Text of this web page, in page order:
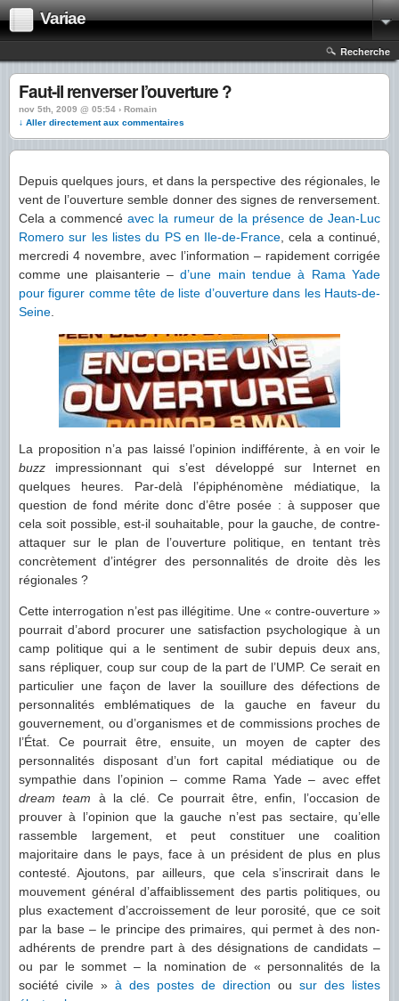
Variae
Recherche
Faut-il renverser l’ouverture ?
nov 5th, 2009 @ 05:54 › Romain
↓ Aller directement aux commentaires
Depuis quelques jours, et dans la perspective des régionales, le
vent de l’ouverture semble donner des signes de renversement.
Cela a commencéavec la rumeur de la présence de Jean-Luc
Romero sur les listes du PS en Ile-de-France , cela a continué,
mercredi 4 novembre, avec l’information – rapidement corrigée
comme une plaisanterie –d’une main tendue à Rama Yade
pour figurer comme tête de liste d’ouverture dans les Hauts-de-
Seine
La proposition n’a pas laissé l’opinion indifférente, à en voir le
buzz impressionnant qui s’est développé sur Internet en
quelques heures. Par-delà l’épiphénomène médiatique, la
question de fond mérite donc d’être posée : à supposer que
cela soit possible, est-il souhaitable, pour la gauche, de contre-
attaquer sur le plan de l’ouverture politique, en tentant très
concrètement d’intégrer des personnalités de droite dès les
régionales ?
Cette interrogation n’est pas illégitime. Une « contre-ouverture »
pourrait d’abord procurer une satisfaction psychologique à un
camp politique qui a le sentiment de subir depuis deux ans,
sans répliquer, coup sur coup de la part de l’UMP. Ce serait en
particulier une façon de laver la souillure des défections de
personnalités emblématiques de la gauche en faveur du
gouvernement, ou d’organismes et de commissions proches de
l’État. Ce pourrait être, ensuite, un moyen de capter des
personnalités disposant d’un fort capital médiatique ou de
sympathie dans l’opinion – comme Rama Yade – avec effet
dream team à la clé. Ce pourrait être, enfin, l’occasion de
prouver à l’opinion que la gauche n’est pas sectaire, qu’elle
rassemble largement, et peut constituer une coalition
majoritaire dans le pays, face à un président de plus en plus
contesté. Ajoutons, par ailleurs, que cela s’inscrirait dans le
mouvement général d’affaiblissement des partis politiques, ou
plus exactement d’accroissement de leur porosité, que ce soit
par la base – le principe des primaires, qui permet à des non-
adhérents de prendre part à des désignations de candidats –
ou par le sommet – la nomination de « personnalités de la
société civile » à des postes de direction ou sur des listes